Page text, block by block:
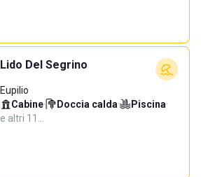
Lido Del Segrino
Eupilio
Cabine· Doccia calda· Piscina·
e altri 11…